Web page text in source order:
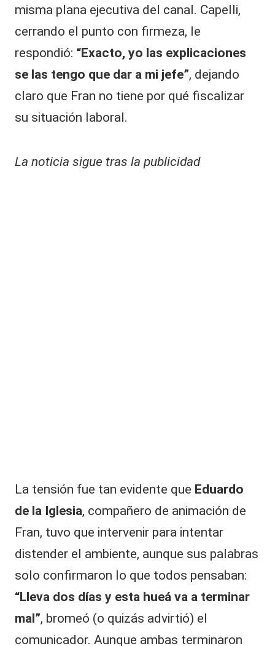
misma plana ejecutiva del canal. Capelli,
cerrando el punto con firmeza, le
respondió: “Exacto, yo las explicaciones
se las tengo que dar a mi jefe”, dejando
claro que Fran no tiene por qué fiscalizar
su situación laboral.
La noticia sigue tras la publicidad
La tensión fue tan evidente que Eduardo
de la Iglesia, compañero de animación de
Fran, tuvo que intervenir para intentar
distender el ambiente, aunque sus palabras
solo confirmaron lo que todos pensaban:
“Lleva dos días y esta hueá va a terminar
mal”, bromeó (o quizás advirtió) el
comunicador. Aunque ambas terminaron